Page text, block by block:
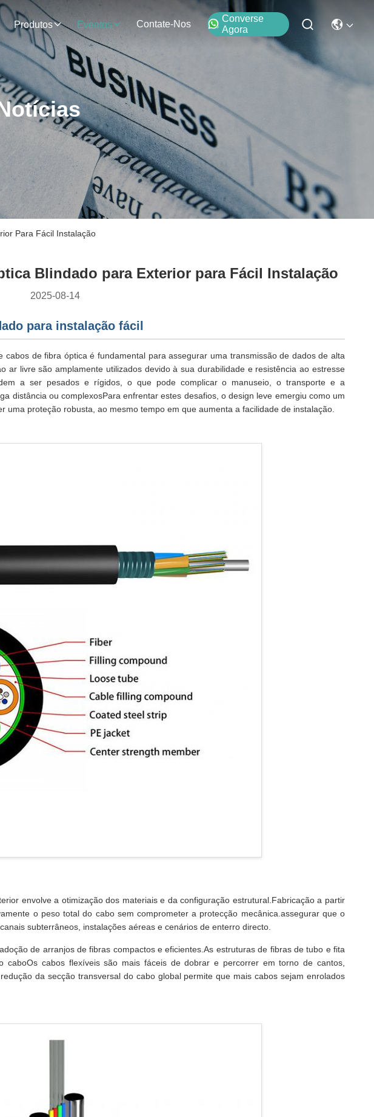
Produtos Eventos Contate-Nos
Converse
Agora
Para Fácil Instalação
Blindado para Exterior para Fácil Instalação
2025-08-14
para instalação fácil
de fibra óptica é fundamental para assegurar uma transmissão de dados de alta
ar livre são amplamente utilizados devido à sua durabilidade e resistência ao estresse
a ser pesados e rígidos, o que pode complicar o manuseio, o transporte e a
distância ou complexosPara enfrentar estes desafios, o design leve emergiu como um
proteção robusta, ao mesmo tempo em que aumenta a facilidade de instalação.
envolve a otimização dos materiais e da configuração estrutural.Fabricação a partir
o peso total do cabo sem comprometer a protecção mecânica.assegurar que o
subterrâneos, instalações aéreas e cenários de enterro directo.
de arranjos de fibras compactos e eficientes.As estruturas de fibras de tubo e fita
caboOs cabos flexíveis são mais fáceis de dobrar e percorrer em torno de cantos,
da secção transversal do cabo global permite que mais cabos sejam enrolados